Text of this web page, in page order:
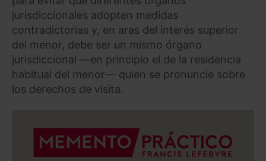
jurisdiccionales adopten medidas
contradictorias y, en aras del interés superior
del menor, debe ser un mismo órgano
jurisdiccional ―en principio el de la residencia
habitual del menor― quien se pronuncie sobre
los derechos de visita.